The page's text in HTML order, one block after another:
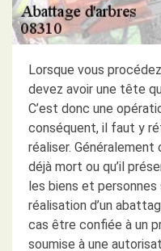
Lorsque vous
devez avoir une tête
C’est donc une
conséquent, il faut y
réaliser. Généralement
déjà mort ou qu’il
les biens et
réalisation d’un
cas être confiée à un
soumise à une